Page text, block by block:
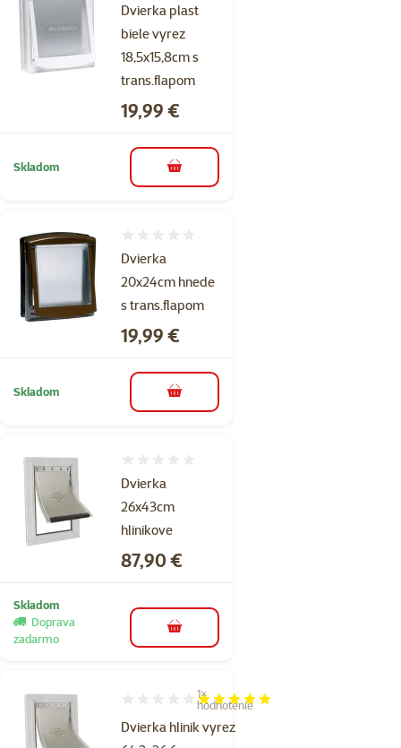
Dvierka plast
biele vyrez
18,5x15,8cm s
trans.flapom
Cena
19,99 €
Skladom do košíka
Dvierka
20x24cm hnede
s trans.flapom
Cena
19,99 €
Skladom do košíka
Dvierka
26x43cm
hlinikove
Cena
87,90 €
Skladom
Doprava
zadarmo
do košíka
Dvierka hlinik vyrez
Hodnotenie 100%, počet hodnotení: 1
1×
hodnotenie